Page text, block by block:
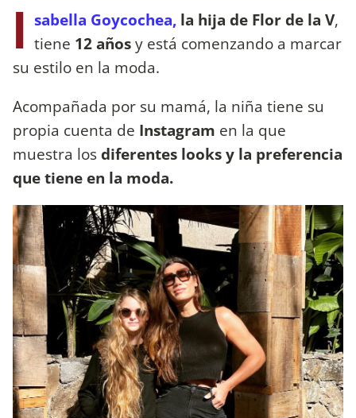
I sabella Goycochea, la hija de Flor de la V,
tiene 12 añosy está comenzando a marcar
su estilo en la moda.
Acompañada por su mamá, la niña tiene su
propia cuenta de Instagram en la que
muestra losdiferentes looks y la preferencia
que tiene en la moda.